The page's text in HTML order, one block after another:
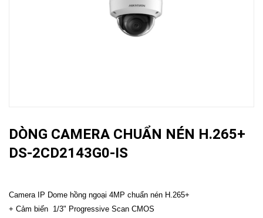
DÒNG CAMERA CHUẨN NÉN H.265+
DS-2CD2143G0-IS
Camera IP Dome hồng ngoại 4MP chuẩn nén H.265+
+ Cảm biến 1/3" Progressive Scan CMOS